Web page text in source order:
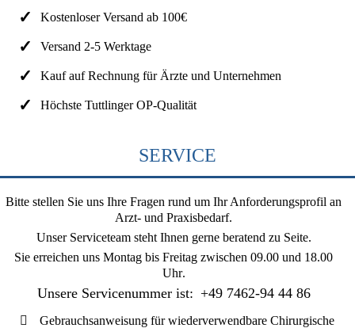
Kostenloser Versand ab 100€
Versand 2-5 Werktage
Kauf auf Rechnung für Ärzte und Unternehmen
Höchste Tuttlinger OP-Qualität
SERVICE
Bitte stellen Sie uns Ihre Fragen rund um Ihr Anforderungsprofil an
Arzt- und Praxisbedarf.
Unser Serviceteam steht Ihnen gerne beratend zu Seite.
Sie erreichen uns Montag bis Freitag zwischen 09.00 und 18.00
Uhr.
Unsere Servicenummer ist: +49 7462-94 44 86
Gebrauchsanweisung für wiederverwendbare Chirurgische